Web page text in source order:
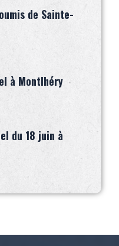
de Sainte-
à Montlhéry
du 18 juin à